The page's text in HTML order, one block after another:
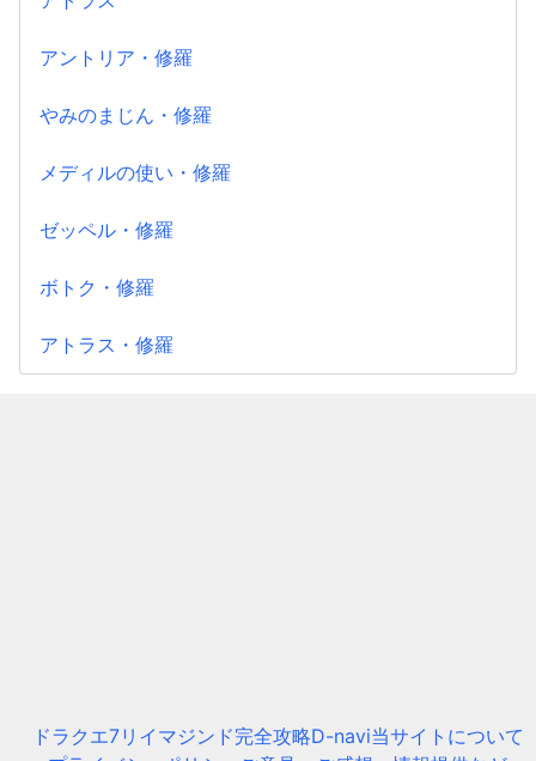
アントリア・修羅
やみのまじん・修羅
メディルの使い・修羅
ゼッペル・修羅
ボトク・修羅
アトラス・修羅
ドラクエ7リイマジンド完全攻略D-navi当サイトについて